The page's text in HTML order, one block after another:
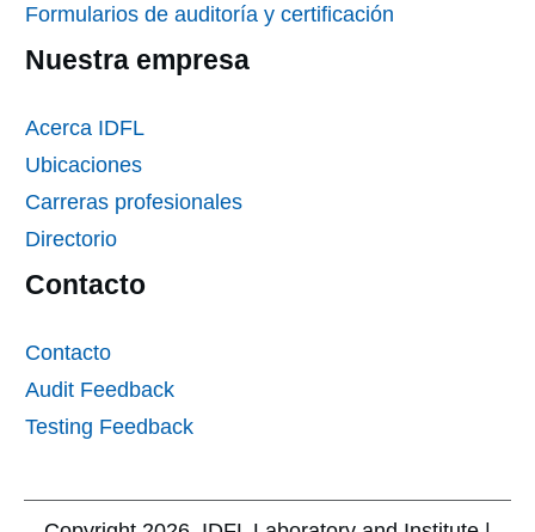
Formularios de auditoría y certificación
Nuestra empresa
Acerca IDFL
Ubicaciones
Carreras profesionales
Directorio
Contacto
Contacto
Audit Feedback
Testing Feedback